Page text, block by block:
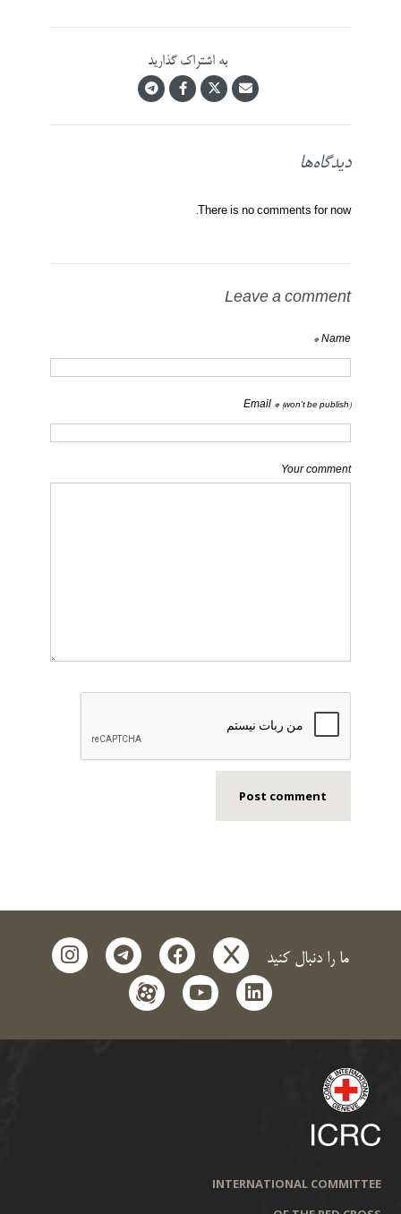
به اشتراک گذارید
دیدگاه‌ها
There is no comments for now.
Leave a comment
Name *
Email * (won't be publish)
Your comment
ما را دنبال کنید x
facebook
telegram
instagram
linkedin
youtube
aparat
INTERNATIONAL COMMITTEE